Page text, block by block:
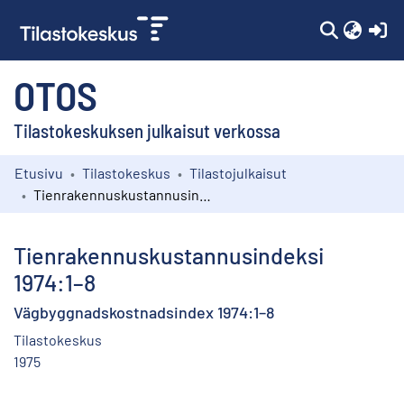
OTOS
Tilastokeskuksen julkaisut verkossa
Kokoelmat
Etusivu Tilastokeskus
Tilastojulkaisut
Tienrakennuskustannusindeksi
1974:1–8
Vägbyggnadskostnadsindex 1974:1–8
Tilastokeskus
1975